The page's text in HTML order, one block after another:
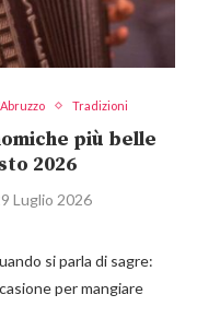
Tradizioni
più belle
2026
Luglio 2026
si parla di sagre:
per mangiare